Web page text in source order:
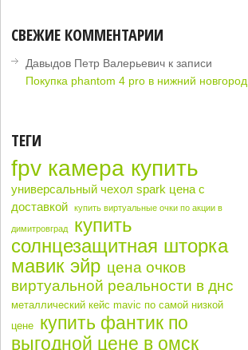
СВЕЖИЕ КОММЕНТАРИИ
Давыдов Петр Валерьевич к записи
Покупка phantom 4 pro в нижний новгород
ТЕГИ
fpv камера купить
универсальный чехол spark цена с
доставкой
купить виртуальные очки по акции в
димитровград
купить
солнцезащитная шторка
мавик эйр цена очков
виртуальной реальности в днс
металлический кейс mavic по самой низкой
цене купить фантик по
выгодной цене в омск